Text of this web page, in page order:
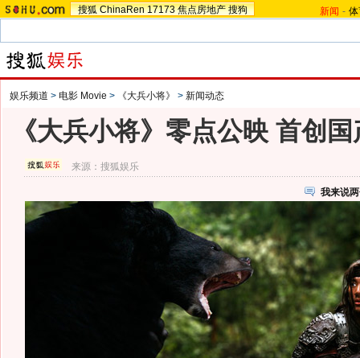
搜狐 ChinaRen 17173 焦点房地产 搜狗 新闻 -
娱乐频道 > 电影 Movie > 《大兵小将》 > 新闻动态
《大兵小将》零点公映 首创
来源：搜狐娱乐
我来说